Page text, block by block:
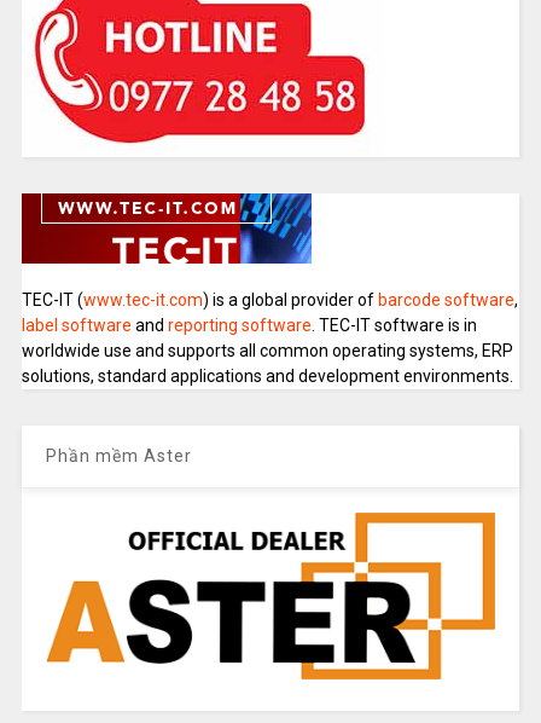
TEC-IT (www.tec-it.com) is a global provider of barcode software,
label software and reporting software . TEC-IT software is in
worldwide use and supports all common operating systems, ERP
solutions, standard applications and development environments.
Phần mềm Aster